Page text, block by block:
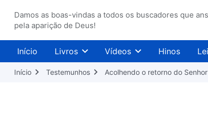
Damos as boas-vindas a todos os buscadores que
pela aparição de Deus!
Início Livros Vídeos Hinos
Início Testemunhos Acolhendo o retorno do Senhor